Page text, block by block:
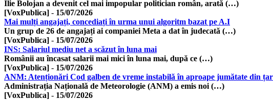
Ilie Bolojan a devenit cel mai impopular politician român, arată (…)
[VoxPublica] - 15/07/2026
Mai mulți angajați, concediați în urma unui algoritm bazat pe A.I
Un grup de 26 de angajați ai companiei Meta a dat în judecată (…)
[VoxPublica] - 15/07/2026
INS: Salariul mediu net a scăzut în luna mai
Românii au încasat salarii mai mici în luna mai, după ce (…)
[VoxPublica] - 15/07/2026
ANM: Atenționări Cod galben de vreme instabilă în aproape jumătate din
Administrația Națională de Meteorologie (ANM) a emis noi (…)
[VoxPublica] - 15/07/2026